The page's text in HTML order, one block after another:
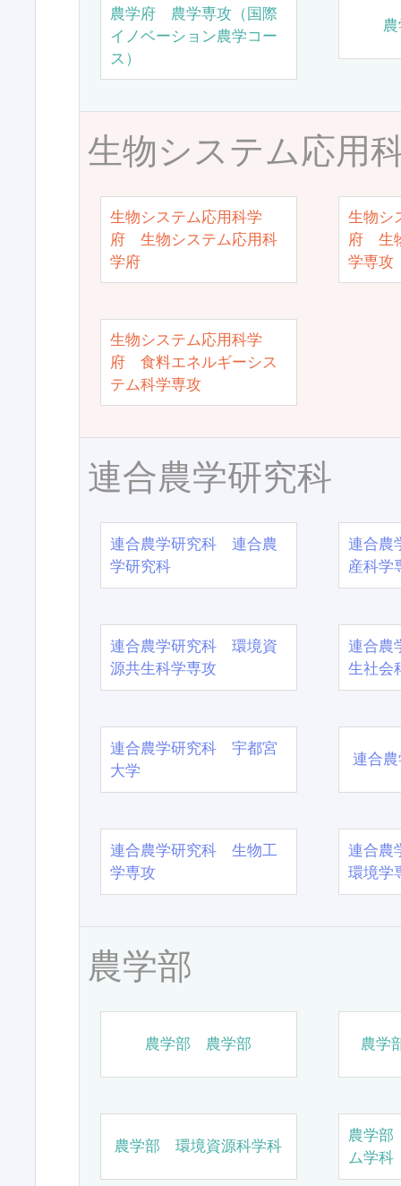
農学府 農学専攻（国際
イノベーション農学コー
ス）
生物システム応用
生物システム応用科学
府 生物システム応用科
学府
生物シ
府 生
学専攻
生物システム応用科学
府 食料エネルギーシス
テム科学専攻
連合農学研究科
連合農学研究科 連合農
学研究科
連合農
産科学
連合農学研究科 環境資
源共生科学専攻
連合農
生社会
連合農学研究科 宇都宮
大学
連合
連合農学研究科 生物工
学専攻
連合農
環境学
農学部
農学部 農学部 農学
農学部 環境資源科学科
農学
ム学科